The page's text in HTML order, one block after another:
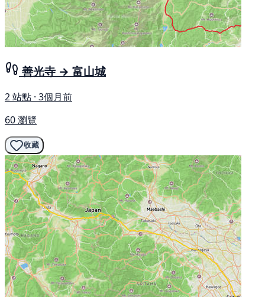
善光寺 → 富山城
2 站點 · 3個月前
60 瀏覽
收藏